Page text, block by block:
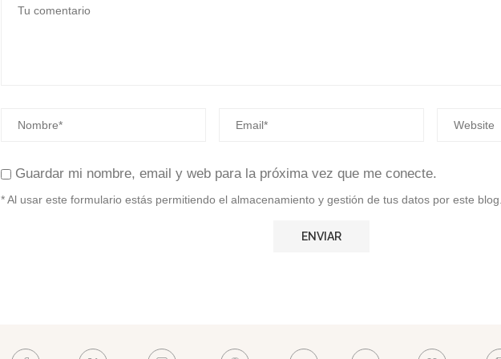
Guardar mi nombre, email y web para la próxima vez que me conecte.
* Al usar este formulario estás permitiendo el almacenamiento y gestión de tus datos por este